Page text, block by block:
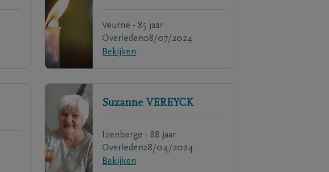
Veurne - 85 jaar
Overleden08/07/2024
Bekijken
Suzanne VEREYCK
Izenberge - 88 jaar
Overleden28/04/2024
Bekijken